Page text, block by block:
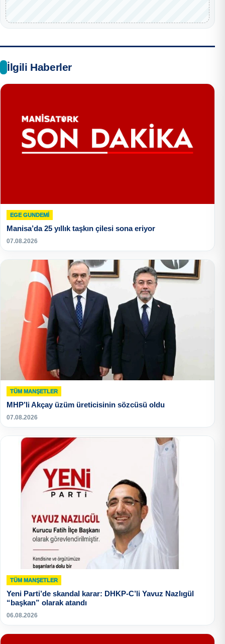
İlgili Haberler
EGE GUNDEMİ
Manisa’da 25 yıllık taşkın çilesi sona eriyor
07.08.2026
TÜM MANŞETLER
MHP’li Akçay üzüm üreticisinin sözcüsü oldu
07.08.2026
TÜM MANŞETLER
Yeni Parti’de skandal karar: DHKP-C’li Yavuz Nazlıgül
“başkan” olarak atandı
06.08.2026